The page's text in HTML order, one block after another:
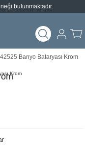
bulunmaktadır.
Banyo Bataryası Krom